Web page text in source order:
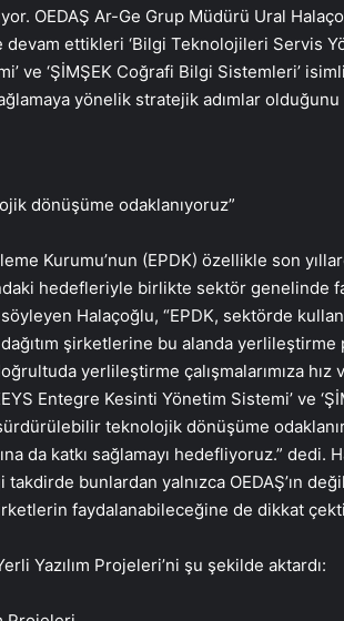
OEDAŞ Ar-Ge Grup Müdürü Ural
ettikleri ‘Bilgi Teknolojileri Servis
ve ‘ŞİMŞEK Coğrafi Bilgi Sistemleri’
sağlamaya yönelik stratejik adımlar
dönüşüme odaklanıyoruz”
Kurumu’nun (EPDK) özellikle son
hedefleriyle birlikte sektör genelinde
Halaçoğlu, “EPDK, sektörde
şirketlerine bu alanda yerlileştirme
yerlileştirme çalışmalarımıza
Entegre Kesinti Yönetim Sistemi’ ve
teknolojik dönüşüme
da katkı sağlamayı hedefliyoruz.” dedi.
bunlardan yalnızca OEDAŞ’ın
faydalanabileceğine de dikkat
Yazılım Projeleri’ni şu şekilde aktardı: